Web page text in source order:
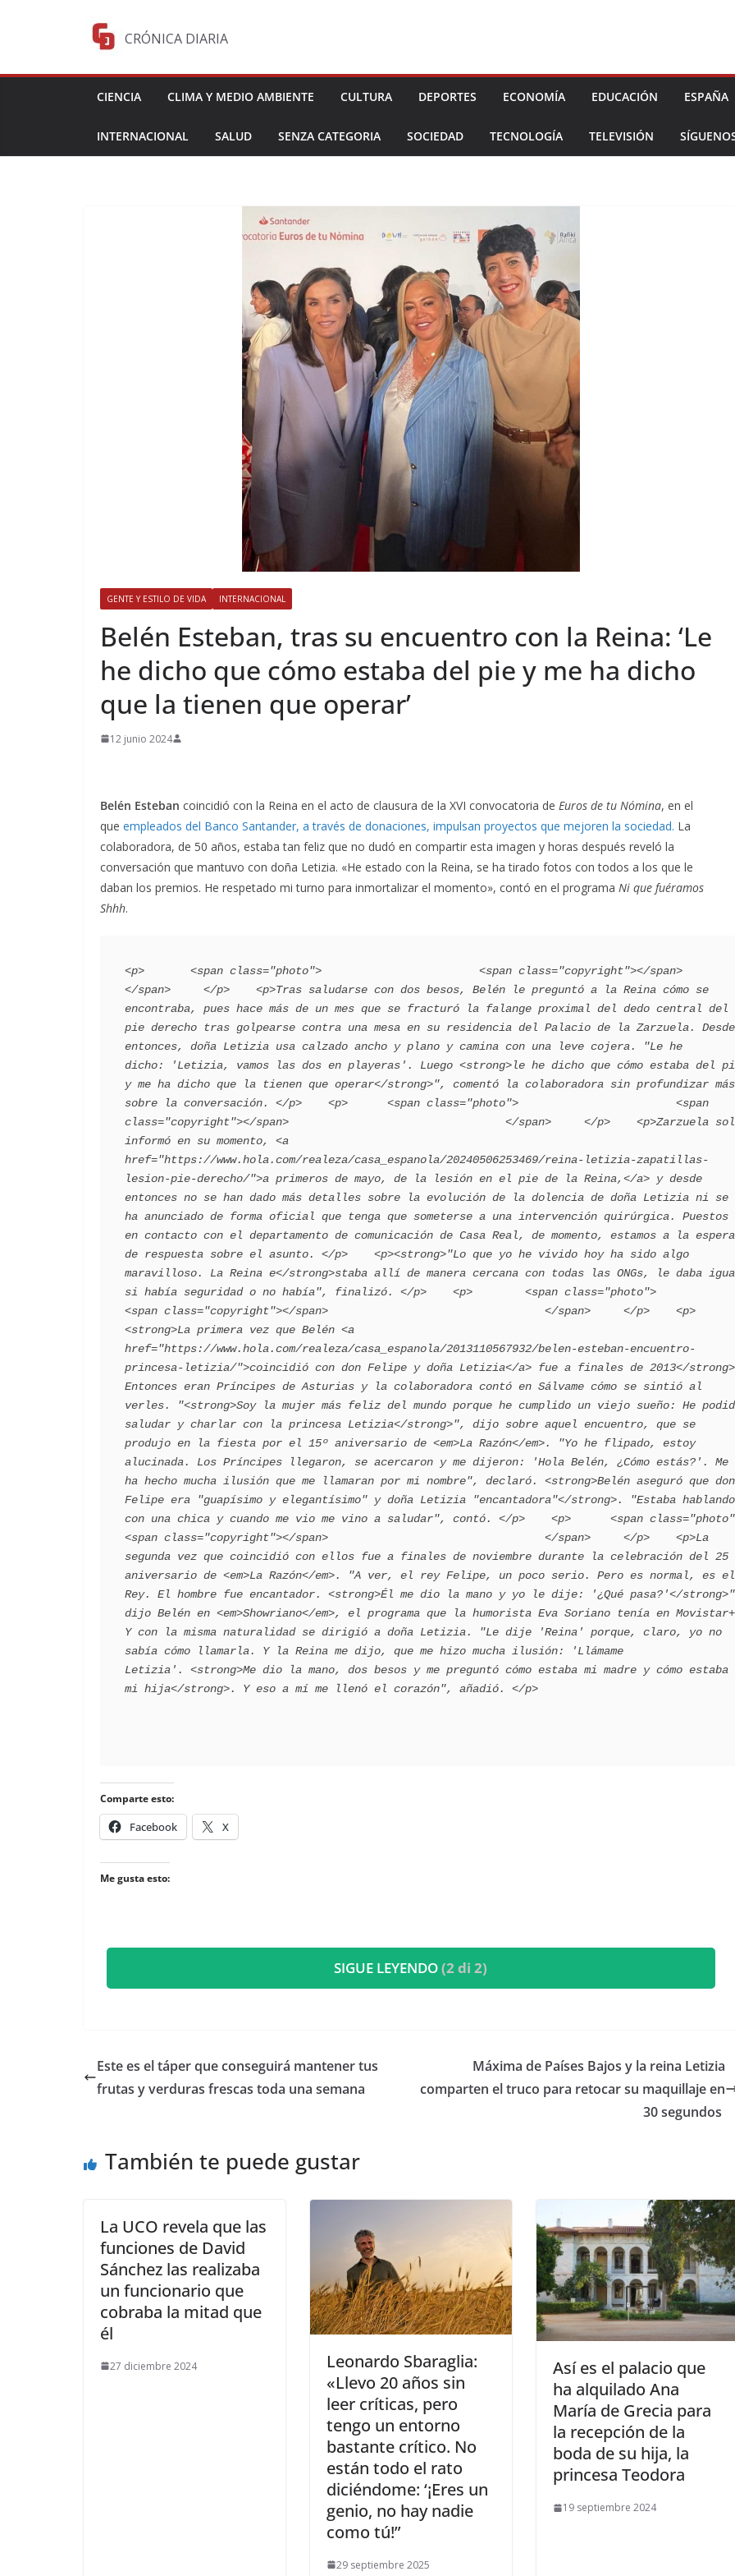
CRÓNICA DIARIA
CIENCIA CLIMA Y MEDIO AMBIENTE CULTURA DEPORTES ECONOMÍA EDUCACIÓN ESPAÑA
INTERNACIONAL SALUD SENZA CATEGORIA SOCIEDAD TECNOLOGÍA TELEVISIÓN
GENTE Y ESTILO DE VIDA INTERNACIONAL
​Belén Esteban, tras su encuentro con la Reina: ‘Le
he dicho que cómo estaba del pie y me ha dicho
que la tienen que operar’
12 junio 2024
Belén Esteban coincidió con la Reina en el acto de clausura de la XVI convocatoria de Euros de tu Nómina, en el
que empleados del Banco Santander, a través de donaciones, impulsan proyectos que mejoren la sociedad. La
colaboradora, de 50 años, estaba tan feliz que no dudó en compartir esta imagen y horas después reveló la
conversación que mantuvo con doña Letizia. «He estado con la Reina, se ha tirado fotos con todos a los que le
daban los premios. He respetado mi turno para inmortalizar el momento», contó en el programa Ni que fuéramos
Shhh.
<p>       <span class="photo">                        <span class="copyright"></span>
</span>     </p>    <p>Tras saludarse con dos besos, Belén le preguntó a la Reina cómo se
encontraba, pues hace más de un mes que se fracturó la falange proximal del dedo central del
pie derecho tras golpearse contra una mesa en su residencia del Palacio de la Zarzuela. Desde
entonces, doña Letizia usa calzado ancho y plano y camina con una leve cojera. "Le he
dicho: 'Letizia, vamos las dos en playeras'. Luego <strong>le he dicho que cómo estaba del
y me ha dicho que la tienen que operar</strong>", comentó la colaboradora sin profundizar más
sobre la conversación. </p>    <p>      <span class="photo">                        <span
class="copyright"></span>                                 </span>     </p>    <p>Zarzuela
informó en su momento, <a
href="https://www.hola.com/realeza/casa_espanola/20240506253469/reina-letizia-zapatillas-
lesion-pie-derecho/">a primeros de mayo, de la lesión en el pie de la Reina,</a> y desde
entonces no se han dado más detalles sobre la evolución de la dolencia de doña Letizia ni se
ha anunciado de forma oficial que tenga que someterse a una intervención quirúrgica. Puestos
en contacto con el departamento de comunicación de Casa Real, de momento, estamos a la espera
de respuesta sobre el asunto. </p>    <p><strong>"Lo que yo he vivido hoy ha sido algo
maravilloso. La Reina e</strong>staba allí de manera cercana con todas las ONGs, le daba
si había seguridad o no había", finalizó. </p>    <p>        <span class="photo">
<span class="copyright"></span>                                 </span>     </p>    <p>
<strong>La primera vez que Belén <a
href="https://www.hola.com/realeza/casa_espanola/2013110567932/belen-esteban-encuentro-
princesa-letizia/">coincidió con don Felipe y doña Letizia</a> fue a finales de 2013</
Entonces eran Príncipes de Asturias y la colaboradora contó en Sálvame cómo se sintió al
verles. "<strong>Soy la mujer más feliz del mundo porque he cumplido un viejo sueño: He
saludar y charlar con la princesa Letizia</strong>", dijo sobre aquel encuentro, que se
produjo en la fiesta por el 15º aniversario de <em>La Razón</em>. "Yo he flipado, estoy
alucinada. Los Príncipes llegaron, se acercaron y me dijeron: 'Hola Belén, ¿Cómo estás?'. Me
ha hecho mucha ilusión que me llamaran por mi nombre", declaró. <strong>Belén aseguró que don
Felipe era "guapísimo y elegantísimo" y doña Letizia "encantadora"</strong>. "Estaba hablando
con una chica y cuando me vio me vino a saludar", contó. </p>    <p>      <span
<span class="copyright"></span>                                 </span>     </p>    <p>La
segunda vez que coincidió con ellos fue a finales de noviembre durante la celebración del 25
aniversario de <em>La Razón</em>. "A ver, el rey Felipe, un poco serio. Pero es normal, es el
Rey. El hombre fue encantador. <strong>Él me dio la mano y yo le dije: '¿Qué pasa?'</
dijo Belén en <em>Showriano</em>, el programa que la humorista Eva Soriano tenía en
Y con la misma naturalidad se dirigió a doña Letizia. "Le dije 'Reina' porque, claro, yo no
sabía cómo llamarla. Y la Reina me dijo, que me hizo mucha ilusión: 'Llámame
Letizia'. <strong>Me dio la mano, dos besos y me preguntó cómo estaba mi madre y cómo estaba
Comparte esto:
Facebook X
Me gusta esto:
SIGUE LEYENDO(2 di 2)
​Este es el táper que conseguirá mantener tus
frutas y verduras frescas toda una semana
​Máxima de Países Bajos y la reina Letizia
comparten el truco para retocar su maquillaje en
30 segundos
También te puede gustar
La UCO revela que las
funciones de David
Sánchez las realizaba
un funcionario que
cobraba la mitad que
él
27 diciembre 2024
​Leonardo Sbaraglia:
«Llevo 20 años sin
leer críticas, pero
tengo un entorno
bastante crítico. No
están todo el rato
diciéndome: ‘¡Eres un
genio, no hay nadie
como tú!”
29 septiembre 2025
​Así es el palacio que
ha alquilado Ana
María de Grecia para
la recepción de la
boda de su hija, la
princesa Teodora
19 septiembre 2024